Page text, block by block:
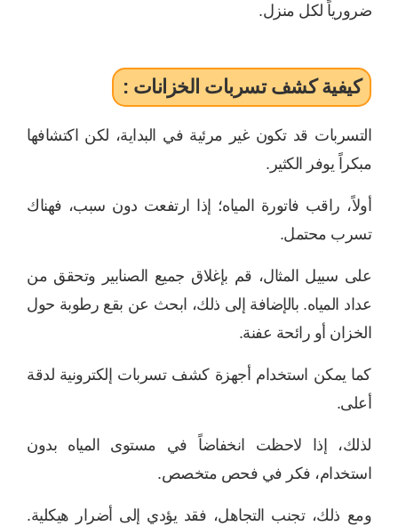
ضرورياً لكل منزل.
كيفية كشف تسربات الخزانات :
التسربات قد تكون غير مرئية في البداية، لكن اكتشافها
مبكراً يوفر الكثير.
أولاً، راقب فاتورة المياه؛ إذا ارتفعت دون سبب، فهناك
تسرب محتمل.
على سبيل المثال، قم بإغلاق جميع الصنابير وتحقق من
عداد المياه. بالإضافة إلى ذلك، ابحث عن بقع رطوبة حول
الخزان أو رائحة عفنة.
كما يمكن استخدام أجهزة كشف تسربات إلكترونية لدقة
أعلى.
لذلك، إذا لاحظت انخفاضاً في مستوى المياه بدون
استخدام، فكر في فحص متخصص.
ومع ذلك، تجنب التجاهل، فقد يؤدي إلى أضرار هيكلية.